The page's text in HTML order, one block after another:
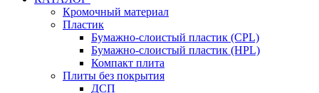
Кромочный материал
Пластик
Бумажно-слоистый пластик (CPL)
Бумажно-слоистый пластик (HPL)
Компакт плита
Плиты без покрытия
ДСП